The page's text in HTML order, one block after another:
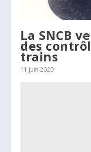
La SNCB
des
trains
11 juin 2020